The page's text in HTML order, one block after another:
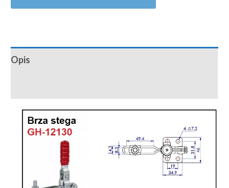
Opis